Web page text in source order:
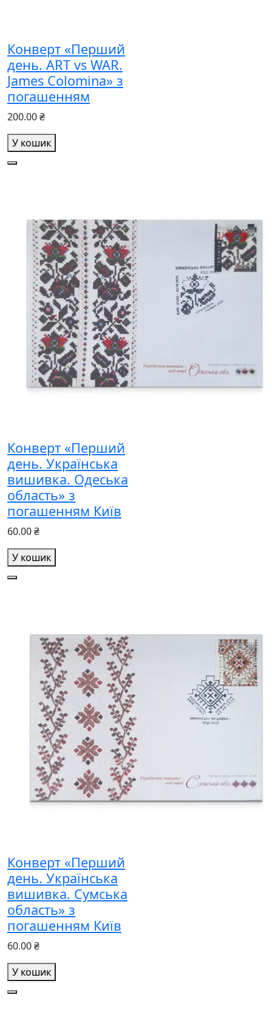
Конверт «Перший
день. ART vs WAR.
James Colomina» з
погашенням
200.00 ₴
У кошик
Конверт «Перший
день. Українська
вишивка. Одеська
область» з
погашенням Київ
60.00 ₴
У кошик
Конверт «Перший
день. Українська
вишивка. Сумська
область» з
погашенням Київ
60.00 ₴
У кошик